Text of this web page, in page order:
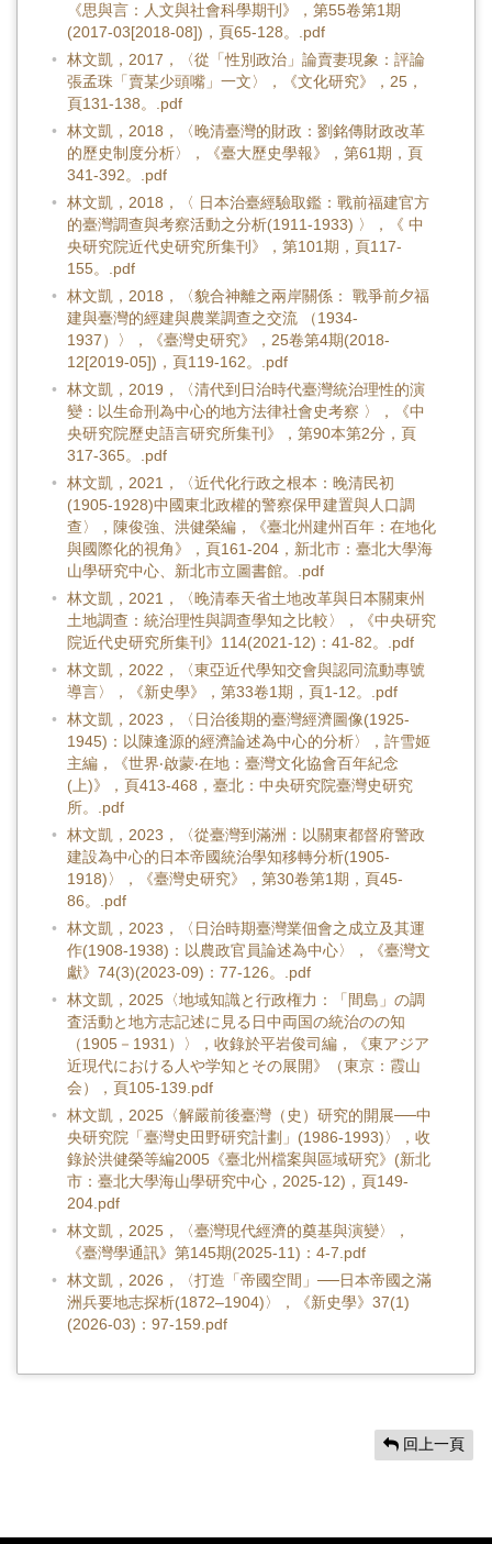
《思與言：人文與社會科學期刊》，第55卷第1期
(2017-03[2018-08])，頁65-128。.pdf
林文凱，2017，〈從「性別政治」論賣妻現象：評論
張孟珠「賣某少頭嘴」一文〉，《文化研究》，25，
頁131-138。.pdf
林文凱，2018，〈晚清臺灣的財政：劉銘傳財政改革
的歷史制度分析〉，《臺大歷史學報》，第61期，頁
341-392。.pdf
林文凱，2018，〈 日本治臺經驗取鑑：戰前福建官方
的臺灣調查與考察活動之分析(1911-1933) 〉，《 中
央研究院近代史研究所集刊》，第101期，頁117-
155。.pdf
林文凱，2018，〈貌合神離之兩岸關係： 戰爭前夕福
建與臺灣的經建與農業調查之交流 （1934-
1937）〉，《臺灣史研究》，25卷第4期(2018-
12[2019-05])，頁119-162。.pdf
林文凱，2019，〈清代到日治時代臺灣統治理性的演
變：以生命刑為中心的地方法律社會史考察 〉，《中
央研究院歷史語言研究所集刊》，第90本第2分，頁
317-365。.pdf
林文凱，2021，〈近代化行政之根本：晚清民初
(1905-1928)中國東北政權的警察保甲建置與人口調
查〉，陳俊強、洪健榮編，《臺北州建州百年：在地化
與國際化的視角》，頁161-204，新北市：臺北大學海
山學研究中心、新北市立圖書館。.pdf
林文凱，2021，〈晚清奉天省土地改革與日本關東州
土地調查：統治理性與調查學知之比較〉，《中央研究
院近代史研究所集刊》114(2021-12)：41-82。.pdf
林文凱，2022，〈東亞近代學知交會與認同流動專號
導言〉，《新史學》，第33卷1期，頁1-12。.pdf
林文凱，2023，〈日治後期的臺灣經濟圖像(1925-
1945)：以陳逢源的經濟論述為中心的分析〉，許雪姬
主編，《世界‧啟蒙‧在地：臺灣文化協會百年紀念
(上)》，頁413-468，臺北：中央研究院臺灣史研究
所。.pdf
林文凱，2023，〈從臺灣到滿洲：以關東都督府警政
建設為中心的日本帝國統治學知移轉分析(1905-
1918)〉，《臺灣史研究》，第30卷第1期，頁45-
86。.pdf
林文凱，2023，〈日治時期臺灣業佃會之成立及其運
作(1908-1938)：以農政官員論述為中心〉，《臺灣文
獻》74(3)(2023-09)：77-126。.pdf
林文凱，2025〈地域知識と行政権力：「間島」の調
査活動と地方志記述に見る日中両国の統治のの知
（1905－1931）〉，收錄於平岩俊司編，《東アジア
近現代における人や学知とその展開》（東京：霞山
会），頁105-139.pdf
林文凱，2025〈解嚴前後臺灣（史）研究的開展──中
央研究院「臺灣史田野研究計劃」(1986-1993)〉，收
錄於洪健榮等編2005《臺北州檔案與區域研究》(新北
市：臺北大學海山學研究中心，2025-12)，頁149-
204.pdf
林文凱，2025，〈臺灣現代經濟的奠基與演變〉，
《臺灣學通訊》第145期(2025-11)：4-7.pdf
林文凱，2026，〈打造「帝國空間」──日本帝國之滿
洲兵要地志探析(1872–1904)〉，《新史學》37(1)
(2026-03)：97-159.pdf
回上一頁